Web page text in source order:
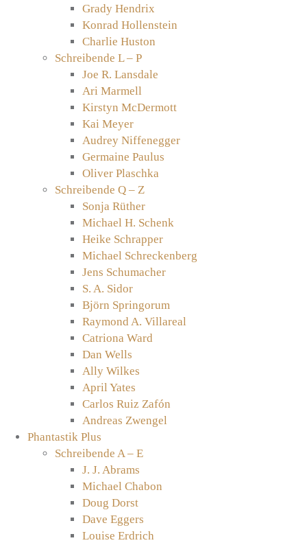
Grady Hendrix
Konrad Hollenstein
Charlie Huston
Schreibende L – P
Joe R. Lansdale
Ari Marmell
Kirstyn McDermott
Kai Meyer
Audrey Niffenegger
Germaine Paulus
Oliver Plaschka
Schreibende Q – Z
Sonja Rüther
Michael H. Schenk
Heike Schrapper
Michael Schreckenberg
Jens Schumacher
S. A. Sidor
Björn Springorum
Raymond A. Villareal
Catriona Ward
Dan Wells
Ally Wilkes
April Yates
Carlos Ruiz Zafón
Andreas Zwengel
Phantastik Plus
Schreibende A – E
J. J. Abrams
Michael Chabon
Doug Dorst
Dave Eggers
Louise Erdrich